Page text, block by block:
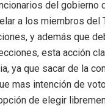
del gobierno
a los miembros del
y además que
esta acción
ya que sacar de la
mas intención de
de elegir